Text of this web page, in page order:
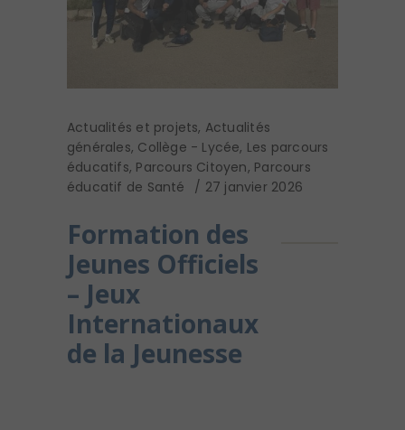
Actualités et projets, Actualités
générales, Collège - Lycée, Les parcours
éducatifs, Parcours Citoyen, Parcours
éducatif de Santé
27 janvier 2026
Formation des
Jeunes Officiels
– Jeux
Internationaux
de la Jeunesse